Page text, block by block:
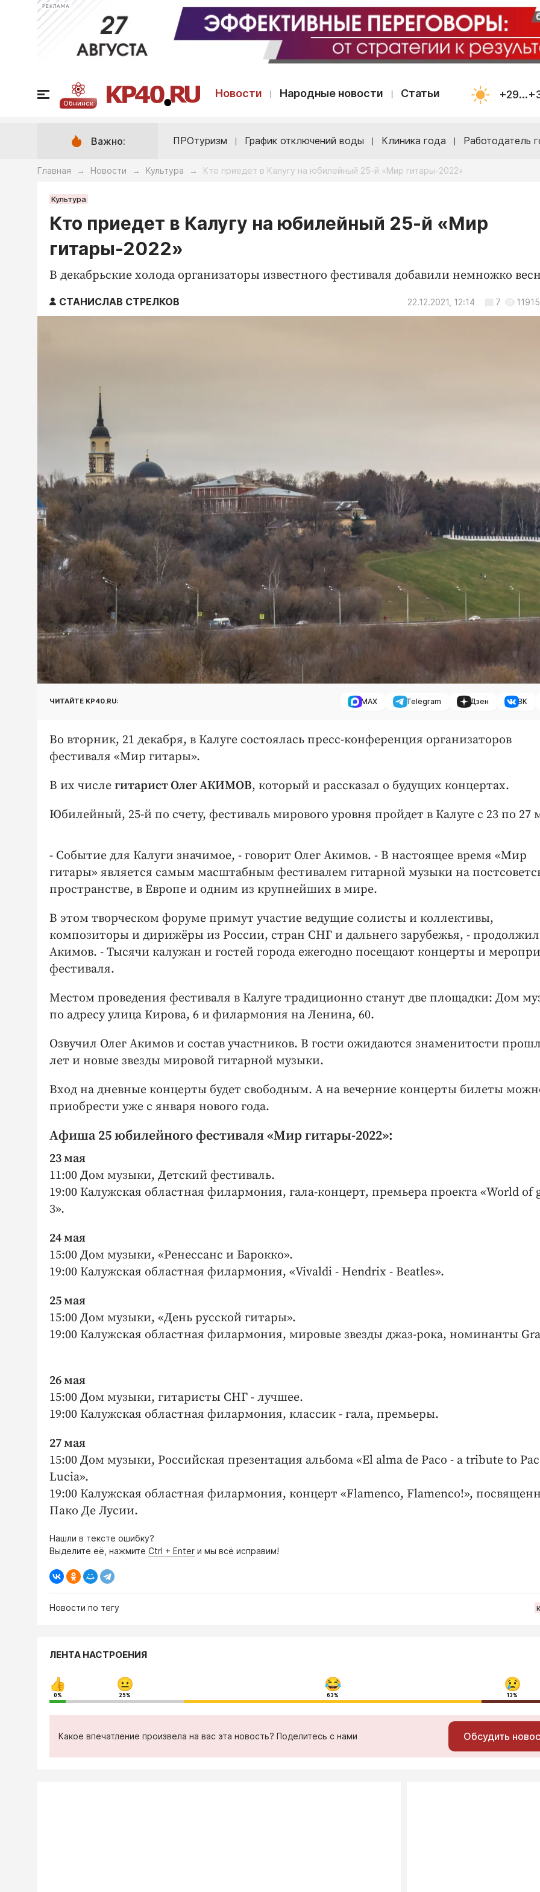
РЕКЛАМА
Обнинск
Новости Народные новости Статьи
Важно: ПРОтуризм График отключений воды Клиника года Работодатель
Главная → Новости → Культура → Кто приедет в Калугу на юбилейный 25-й «Мир гитары-2022»
Культура
Кто приедет в Калугу на юбилейный 25-й «Мир
гитары-2022»
В декабрьские холода организаторы известного фестиваля добавили немножко
СТАНИСЛАВ СТРЕЛКОВ 22.12.2021, 12:14 7 11915
ЧИТАЙТЕ KP40.RU: MAX Telegram Дзен ВК
Во вторник, 21 декабря, в Калуге состоялась пресс-конференция организаторов
фестиваля «Мир гитары».
В их числе гитарист Олег АКИМОВ, который и рассказал о будущих концертах.
Юбилейный, 25-й по счету, фестиваль мирового уровня пройдет в Калуге с 23 по 27
- Событие для Калуги значимое, - говорит Олег Акимов. - В настоящее время «Мир
гитары» является самым масштабным фестивалем гитарной музыки на
пространстве, в Европе и одним из крупнейших в мире.
В этом творческом форуме примут участие ведущие солисты и коллективы,
композиторы и дирижёры из России, стран СНГ и дальнего зарубежья, - продолжил
Акимов. - Тысячи калужан и гостей города ежегодно посещают концерты и
фестиваля.
Местом проведения фестиваля в Калуге традиционно станут две площадки: Дом
по адресу улица Кирова, 6 и филармония на Ленина, 60.
Озвучил Олег Акимов и состав участников. В гости ожидаются знаменитости
лет и новые звезды мировой гитарной музыки.
Вход на дневные концерты будет свободным. А на вечерние концерты билеты
приобрести уже с января нового года.
Афиша 25 юбилейного фестиваля «Мир гитары-2022»:
23 мая
11:00 Дом музыки, Детский фестиваль.
19:00 Калужская областная филармония, гала-концерт, премьера проекта «World of
3».
24 мая
15:00 Дом музыки, «Ренессанс и Барокко».
19:00 Калужская областная филармония, «Vivaldi - Hendrix - Beatles».
25 мая
15:00 Дом музыки, «День русской гитары».
19:00 Калужская областная филармония, мировые звезды джаз-рока, номинанты
26 мая
15:00 Дом музыки, гитаристы СНГ - лучшее.
19:00 Калужская областная филармония, классик - гала, премьеры.
27 мая
15:00 Дом музыки, Российская презентация альбома «El alma de Рaco - a tribute to
Lucia».
19:00 Калужская областная филармония, концерт «Flamenco, Flamenco!»,
Пако Де Лусии.
Нашли в тексте ошибку?
Выделите её, нажмите Ctrl + Enter и мы всё исправим!
Новости по тегу
ЛЕНТА НАСТРОЕНИЯ
0% 25% 63% 13%
Какое впечатление произвела на вас эта новость? Поделитесь с нами Обсудить